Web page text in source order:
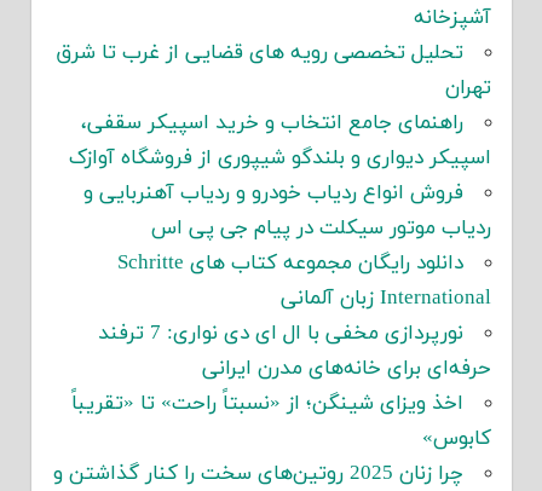
آشپزخانه
تحلیل تخصصی رویه های قضایی از غرب تا شرق
تهران
راهنمای جامع انتخاب و خرید اسپیکر سقفی،
اسپیکر دیواری و بلندگو شیپوری از فروشگاه آوازک
فروش انواع ردیاب خودرو و ردیاب آهنربایی و
ردیاب موتور سیکلت در پیام جی پی اس
دانلود رایگان مجموعه کتاب های Schritte
International زبان آلمانی
نورپردازی مخفی با ال ای دی نواری: 7 ترفند
حرفه‌ای برای خانه‌های مدرن ایرانی
اخذ ویزای شینگن؛ از «نسبتاً راحت» تا «تقریباً
کابوس»
چرا زنان 2025 روتین‌های سخت را کنار گذاشتن و